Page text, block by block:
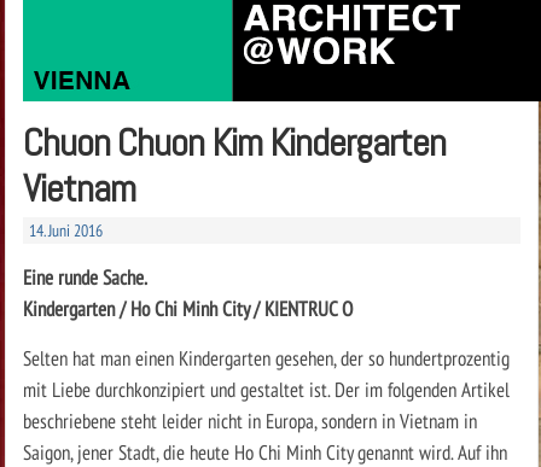
Chuon Chuon Kim Kindergarten
Vietnam
14. Juni 2016
Eine runde Sache.
Kindergarten / Ho Chi Minh City / KIENTRUC O
Selten hat man einen Kindergarten gesehen, der so hundertprozentig
mit Liebe durchkonzipiert und gestaltet ist. Der im folgenden Artikel
beschriebene steht leider nicht in Europa, sondern in Vietnam in
Saigon, jener Stadt, die heute Ho Chi Minh City genannt wird. Auf ihn